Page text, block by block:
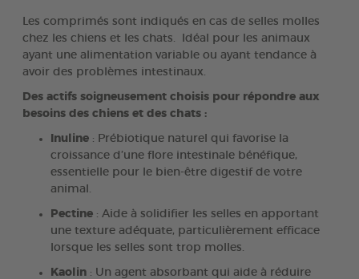
Les comprimés sont indiqués en cas de selles molles
chez les chiens et les chats. Idéal pour les animaux
ayant une alimentation variable ou ayant tendance à
avoir des problèmes intestinaux.
Des actifs soigneusement choisis pour répondre aux
besoins des chiens et des chats :
Inuline : Prébiotique naturel qui favorise la
croissance d’une flore intestinale bénéfique,
essentielle pour le bien-être digestif de votre
animal.
Pectine : Aide à solidifier les selles en apportant
une texture adéquate, particulièrement efficace
lorsque les selles sont trop molles.
Kaolin : Un agent absorbant qui aide à réduire